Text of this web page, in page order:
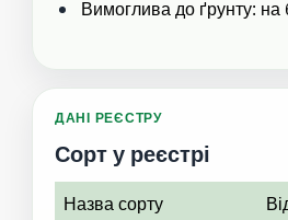
Вимоглива до ґрунту: на
ДАНІ РЕЄСТРУ
Сорт у реєстрі
Назва сорту